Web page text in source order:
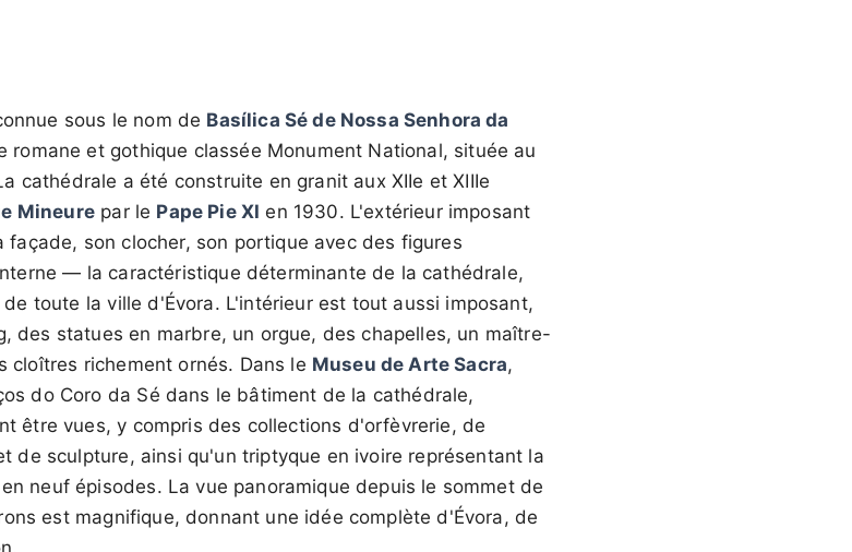
sous le nom de Basílica Sé de Nossa Senhora da
romane et gothique classée Monument National, située au
cathédrale a été construite en granit aux XIIe et XIIIe
Mineure par le Pape Pie XI en 1930. L'extérieur imposant
son clocher, son portique avec des figures
— la caractéristique déterminante de la cathédrale,
toute la ville d'Évora. L'intérieur est tout aussi imposant,
des statues en marbre, un orgue, des chapelles, un maître-
richement ornés. Dans le Museu de Arte Sacra,
do Coro da Sé dans le bâtiment de la cathédrale,
être vues, y compris des collections d'orfèvrerie, de
de sculpture, ainsi qu'un triptyque en ivoire représentant la
neuf épisodes. La vue panoramique depuis le sommet de
est magnifique, donnant une idée complète d'Évora, de